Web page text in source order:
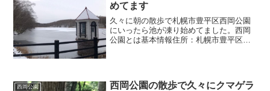
めてます
久々に朝の散歩で札幌市豊平区西岡公園
にいったら池が凍り始めてました。西岡
公園とは基本情報住所：札幌市豊平区西
西岡公園
西岡公園の散歩で久々にクマゲラ